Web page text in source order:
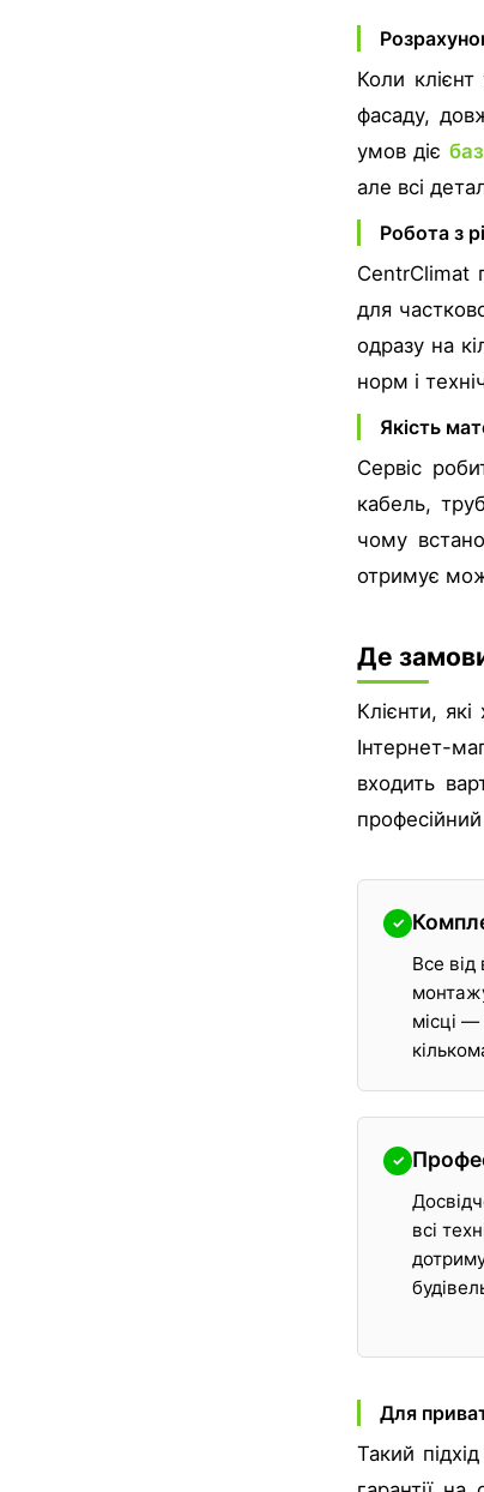
Коли
фасаду,
умов діє
але всі
Робота з
CentrClimat
для
одразу на
норм і
Якість
Сервіс
кабель,
чому
отримує
Де
Клієнти,
Інтернет-
входить
✓
Все від
місці —
✓
всі
Для
Такий